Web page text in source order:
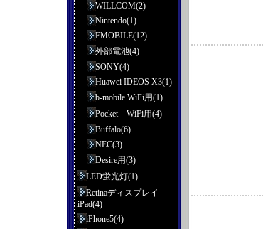
WILLCOM(2)
Nintendo(1)
EMOBILE(12)
外部電池(4)
SONY(4)
Huawei IDEOS X3(1)
b-mobile WiFi用(1)
Pocket WiFi用(4)
Buffalo(6)
NEC(3)
Desire用(3)
LED蛍光灯(1)
Retinaディスプレイ
iPad(4)
iPhone5(4)